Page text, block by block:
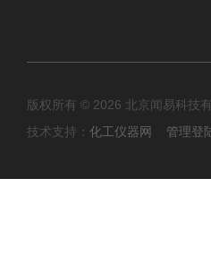
版权所有 © 2026 北京闻易科技
技术支持： 化工仪器网 管理登